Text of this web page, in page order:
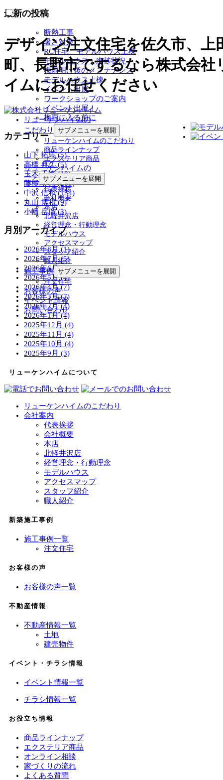
デザイン注文住宅を佐久市、上
町、長野市でするなら株式会社
イムにお任せください
リューケンハイムの
こだわり
サブメニューを展開
リューケンハイムのこだわり
商品ラインナップ
エクステリア商品
リューケンハイムの
こと サブメニューを展開
代表挨拶
会社概要
本店
北軽井沢店
経営理念・行動理念
モデルハウス
アクセスマップ
スタッフ紹介
職人紹介
施工事例 サブメニューを展開
注文住宅
お客様の声
イベント情報
お問い合わせ
最新の投稿
断熱工事
暑さ対策
RC住宅 モデルハウス上棟
モデルハウス 進捗状況
梅雨明け後のメンテナンス
モデルハウス上棟
イベント出展
ワークショップのご案内
イベント出展！
梅雨に入る前に
カテゴリー
山下 拓馬 (5)
高橋 典久 (5)
玉木 千絢 (10)
藤極 美奈 (206)
中沢 信和 (154)
丸山 博和 (9)
小幡 岳瑠 (3)
月別アーカイブ
2026年8月 (1)
2026年7月 (5)
2026年6月 (4)
2026年5月 (4)
2026年4月 (7)
2026年3月 (7)
2026年2月 (4)
2026年1月 (4)
2025年12月 (4)
2025年11月 (4)
2025年10月 (4)
2025年9月 (3)
リューケンハイムについて
リューケンハイムのこだわり
会社案内
代表挨拶
会社概要
本店
北軽井沢店
経営理念・行動理念
モデルハウス
アクセスマップ
スタッフ紹介
職人紹介
新築施工事例
施工事例一覧
注文住宅
お客様の声
お客様の声一覧
不動産情報
不動産情報一覧
土地
建売物件
イベント・チラシ情報
イベント情報一覧
チラシ情報一覧
お役立ち情報
商品ラインナップ
エクステリア商品
オンライン相談
家づくりの流れ
よくある質問